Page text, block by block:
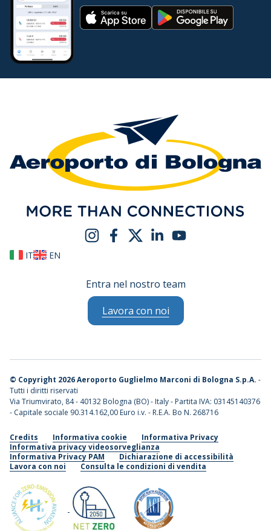
IT EN
Entra nel nostro team
Lavora con noi
© Copyright 2026 Aeroporto Guglielmo Marconi di Bologna S.p.A. -
Tutti i diritti riservati
Via Triumvirato, 84 - 40132 Bologna (BO) - Italy - Partita IVA: 03145140376
- Capitale sociale 90.314.162,00 Euro i.v. - R.E.A. Bo N. 268716
Credits Informativa cookie
Informativa Privacy
Informativa privacy videosorveglianza
Informativa Privacy PAM
Dichiarazione di accessibilità
Lavora con noi
Consulta le condizioni di vendita